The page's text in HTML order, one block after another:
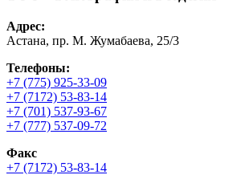
Адрес:
Астана, пр. М. Жумабаева, 25/3
Телефоны:
+7 (775) 925-33-09
+7 (7172) 53-83-14
+7 (701) 537-93-67
+7 (777) 537-09-72
Факс
+7 (7172) 53-83-14